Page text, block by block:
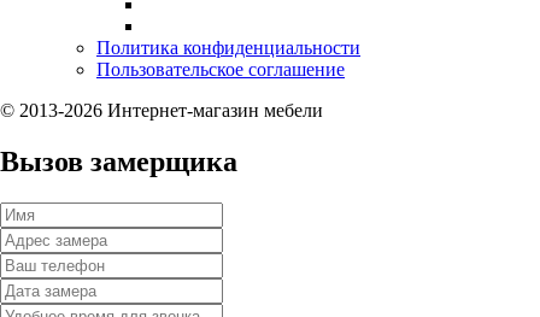
Политика конфиденциальности
Пользовательское соглашение
© 2013-2026 Интернет-магазин мебели
Вызов замерщика